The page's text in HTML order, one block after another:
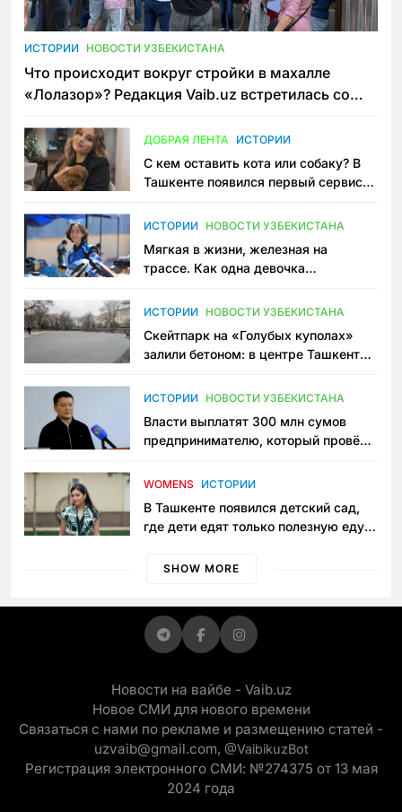
ИСТОРИИ НОВОСТИ УЗБЕКИСТАНА
Что происходит вокруг стройки в махалле
«Лолазор»? Редакция Vaib.uz встретилась со
ДОБРАЯ ЛЕНТА ИСТОРИИ
С кем оставить кота или собаку? В
Ташкенте появился первый сервис
ИСТОРИИ НОВОСТИ УЗБЕКИСТАНА
Мягкая в жизни, железная на
трассе. Как одна девочка
Узбекистане
ИСТОРИИ НОВОСТИ УЗБЕКИСТАНА
Скейтпарк на «Голубых куполах»
залили бетоном: в центре Ташкента
пространство
ИСТОРИИ НОВОСТИ УЗБЕКИСТАНА
Власти выплатят 300 млн сумов
предпринимателю, который провёл
приговору
WOMENS ИСТОРИИ
В Ташкенте появился детский сад,
где дети едят только полезную еду.
просить «кашу без сахара»
SHOW MORE
Новости на вайбе - Vaib.uz
Новое СМИ для нового времени
Связаться с нами по рекламе и размещению статей -
uzvaib@gmail.com, @VaibikuzBot
Регистрация электронного СМИ: №274375 от 13 мая
2024 года